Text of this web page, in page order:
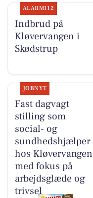
ALARM112
Indbrud på
Kløvervangen i
Skødstrup
JOBNYT
Fast dagvagt
stilling som
social- og
sundhedshjælper
hos Kløvervangen
med fokus på
arbejdsglæde og
trivsel